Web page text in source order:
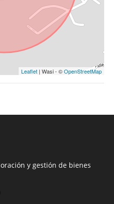
Leaflet | Wasi - ©OpenStreetMap
y gestión de bienes